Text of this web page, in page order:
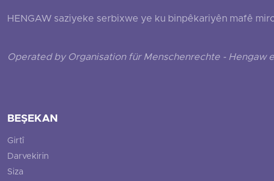
HENGAW saziyeke serbixwe ye ku binpêkariyên mafê
Operated by Organisation für Menschenrechte - Hengaw
BEŞEKAN
Girtî
Darvekirin
Siza